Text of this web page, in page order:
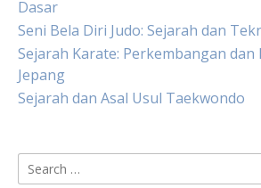
Dasar
Seni Bela Diri Judo: Sejarah dan
Sejarah Karate: Perkembangan dan
Jepang
Sejarah dan Asal Usul Taekwondo
Search